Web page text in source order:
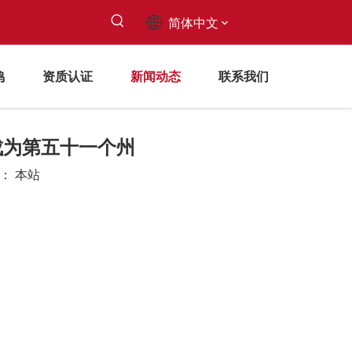
简体中文
资质认证 新闻动态 联系我们
第五十一个州
本站